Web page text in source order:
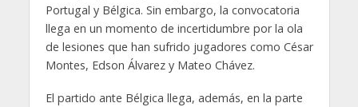
Portugal y Bélgica. Sin embargo, la convocatoria
llega en un momento de incertidumbre por la ola
de lesiones que han sufrido jugadores como César
Montes, Edson Álvarez y Mateo Chávez.
El partido ante Bélgica llega, además, en la parte